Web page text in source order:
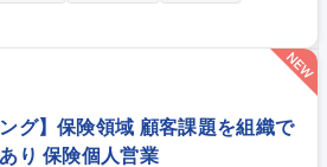
グ】保険領域 顧客課題を組織で
り 保険個人営業